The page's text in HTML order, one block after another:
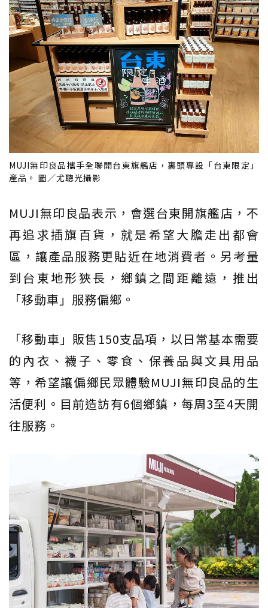
MUJI無印良品攜手全聯開台東旗艦店，裏頭專設「台東限定」
產品。 圖／尤聰光攝影
MUJI無印良品表示，會選台東開旗艦店，不
再追求插旗百貨，就是希望大膽走出都會
區，讓產品服務更貼近在地消費者。另考量
到台東地形狹長，鄉鎮之間距離遠，推出
「移動車」服務偏鄉。
「移動車」販售150支品項，以日常基本需要
的內衣、襪子、零食、保養品與文具用品
等，希望讓偏鄉民眾體驗MUJI無印良品的生
活便利。目前造訪有6個鄉鎮，每周3至4天開
往服務。